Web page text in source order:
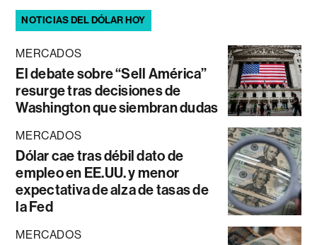
NOTICIAS DEL DÓLAR HOY
MERCADOS
El debate sobre “Sell América”
resurge tras decisiones de
Washington que siembran dudas
MERCADOS
Dólar cae tras débil dato de
empleo en EE.UU. y menor
expectativa de alza de tasas de
la Fed
MERCADOS